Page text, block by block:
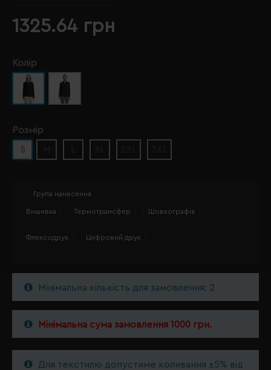
1325.64 грн
Колір
Розмір
S
Група нанесення
Вишивка Термотрансфер Шовкографія
Флексодрук Цифровий друк
Мінімальна кількість для замовлення: 2
Мінімальна сума замовлення 1000 грн.
Для текстилю допустиме коливання ±5% від